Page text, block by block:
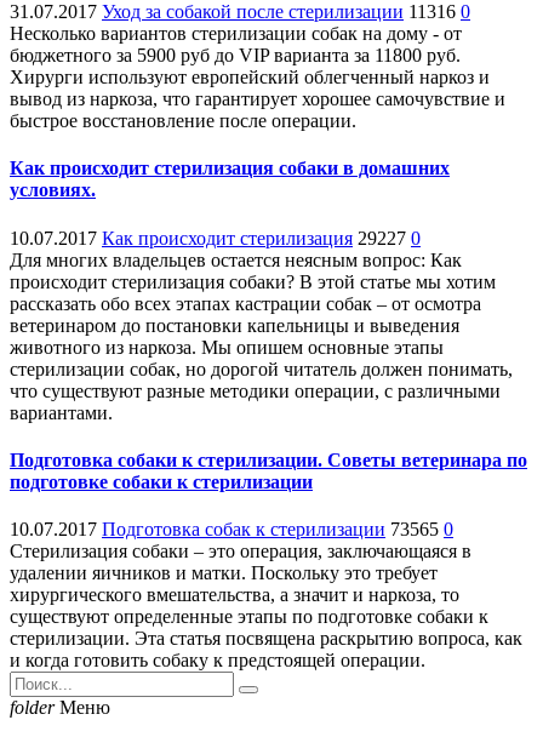
31.07.2017 Уход за собакой после стерилизации 11316 0
Несколько вариантов стерилизации собак на дому - от
бюджетного за 5900 руб до VIP варианта за 11800 руб.
Хирурги используют европейский облегченный наркоз и
вывод из наркоза, что гарантирует хорошее самочувствие и
быстрое восстановление после операции.
Как происходит стерилизация собаки в домашних
условиях.
10.07.2017 Как происходит стерилизация 29227 0
Для многих владельцев остается неясным вопрос: Как
происходит стерилизация собаки? В этой статье мы хотим
рассказать обо всех этапах кастрации собак – от осмотра
ветеринаром до постановки капельницы и выведения
животного из наркоза. Мы опишем основные этапы
стерилизации собак, но дорогой читатель должен понимать,
что существуют разные методики операции, с различными
вариантами.
Подготовка собаки к стерилизации. Советы ветеринара по
подготовке собаки к стерилизации
10.07.2017 Подготовка собак к стерилизации 73565 0
Стерилизация собаки – это операция, заключающаяся в
удалении яичников и матки. Поскольку это требует
хирургического вмешательства, а значит и наркоза, то
существуют определенные этапы по подготовке собаки к
стерилизации. Эта статья посвящена раскрытию вопроса, как
и когда готовить собаку к предстоящей операции.
folderМеню